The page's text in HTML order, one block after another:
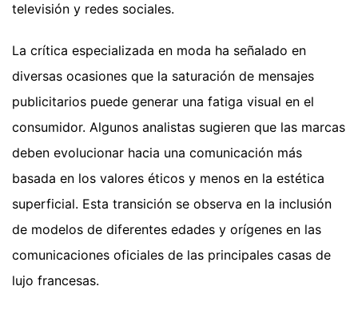
televisión y redes sociales.
La crítica especializada en moda ha señalado en
diversas ocasiones que la saturación de mensajes
publicitarios puede generar una fatiga visual en el
consumidor. Algunos analistas sugieren que las marcas
deben evolucionar hacia una comunicación más
basada en los valores éticos y menos en la estética
superficial. Esta transición se observa en la inclusión
de modelos de diferentes edades y orígenes en las
comunicaciones oficiales de las principales casas de
lujo francesas.